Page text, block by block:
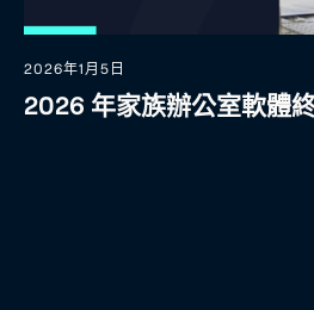
2026年1月5日
2026 年家族辦公室軟體